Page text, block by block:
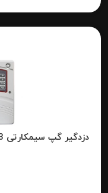
دزدگیر گپ سیمکارتی GAP G13